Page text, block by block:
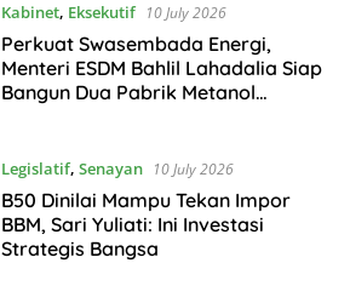
Kabinet, Eksekutif 10 July 2026
Perkuat Swasembada Energi,
Menteri ESDM Bahlil Lahadalia Siap
Bangun Dua Pabrik Metanol
Legislatif, Senayan 10 July 2026
B50 Dinilai Mampu Tekan Impor
BBM, Sari Yuliati: Ini Investasi
Strategis Bangsa